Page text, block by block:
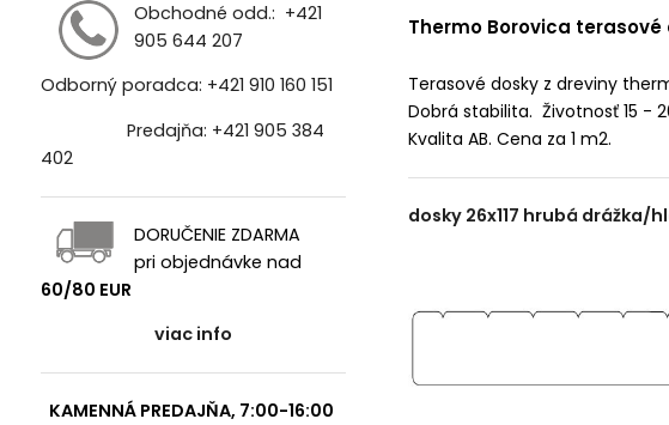
Obchodné odd.: +421
905 644 207
Odborný poradca: +421 910 160 151
Predajňa: +421 905 384
402
DORUČENIE ZDARMA
pri objednávke nad
60/80 EUR
viac info
KAMENNÁ PREDAJŇA, 7:00-16:00
Thermo Borovica terasové
Terasové dosky z dreviny
Dobrá stabilita. Životnosť 15 -
Kvalita AB. Cena za 1 m2.
dosky 26x117 hrubá drážka/